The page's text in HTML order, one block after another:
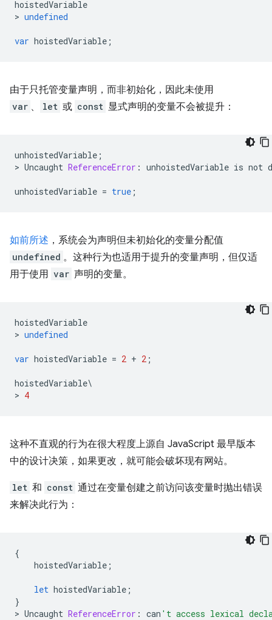
hoistedVariable
> undefined
var hoistedVariable ;
由于只托管变量声明，而非初始化，因此未使用
var 、 let 或 const 显式声明的变量不会被提升：
unhoistedVariable ;
> Uncaught ReferenceError : unhoistedVariable is not
unhoistedVariable = true ;
如前所述 ，系统会为声明但未初始化的变量分配值
undefined 。这种行为也适用于提升的变量声明，但仅适
用于使用 var 声明的变量。
hoistedVariable
> undefined
var hoistedVariable = 2 + 2 ;
hoistedVariable\
> 4
这种不直观的行为在很大程度上源自 JavaScript 最早版本
中的设计决策，如果更改，就可能会破坏现有网站。
let 和 const 通过在变量创建之前访问该变量时抛出错误
来解决此行为：
{
hoistedVariable ;
let hoistedVariable ;
}
> Uncaught ReferenceError : can 't access lexical